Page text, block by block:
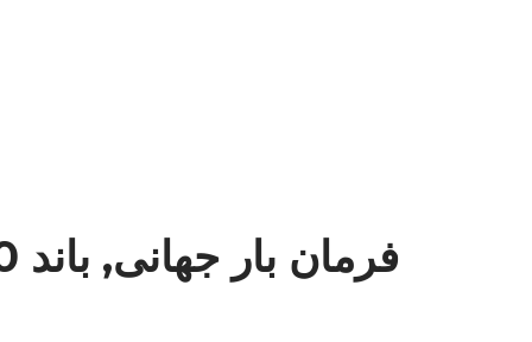
فرمان بار جهانی, باند 10 سانتی متر × 5 متر